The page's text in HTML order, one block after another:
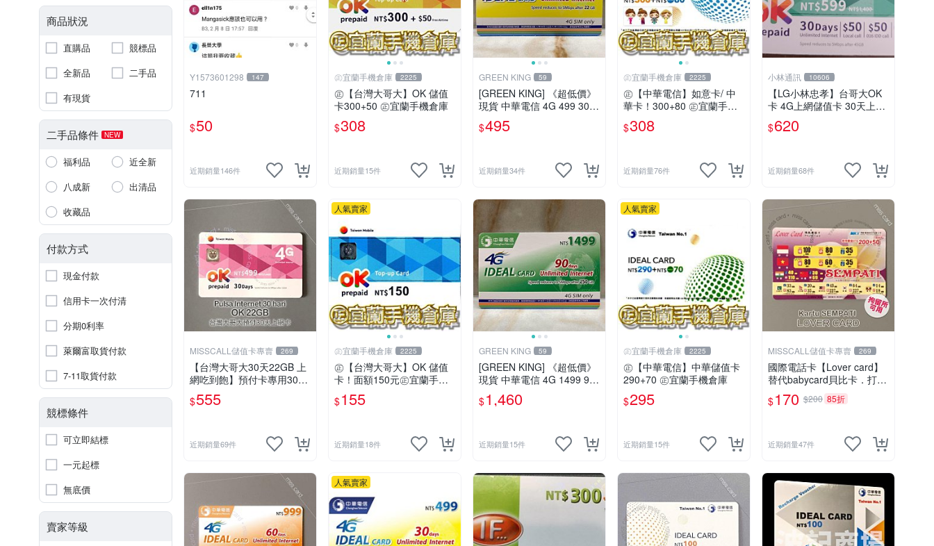
商品狀況
直購品
競標品
全新品
二手品
有現貨
二手品條件 NEW
福利品
近全新
八成新
出清品
收藏品
付款方式
現金付款
信用卡一次付清
分期0利率
萊爾富取貨付款
7-11取貨付款
競標條件
可立即結標
一元起標
無底價
賣家等級
Y1573601298 147
711
$50
近期銷量146件
㊣宜蘭手機倉庫 2225
㊣【台灣大哥大】OK 儲值
卡300+50 ㊣宜蘭手機倉庫
$308
近期銷量15件
GREEN KING 59
[GREEN KING] 《超低價》
現貨 中華電信 4G 499 30天
網路吃到飽 儲值卡 網路卡
預付卡 上網卡 如意卡 電話
$495
近期銷量34件
㊣宜蘭手機倉庫 2225
㊣【中華電信】如意卡/ 中
華卡！300+80 ㊣宜蘭手機
倉庫
$308
近期銷量76件
小林通訊 10606
【LG小林忠孝】台哥大OK
卡 4G上網儲值卡 30天上網
吃到飽 (45GB後降速至5M
B)
$620
近期銷量68件
MISSCALL儲值卡專賣 269
【台灣大哥大30天22GB 上
網吃到飽】預付卡專用30天
上網補充卡/儲值卡．Intern
et OK 台哥大．OK499⚡Mis
$555
近期銷量69件
人氣賣家
㊣宜蘭手機倉庫 2225
㊣【台灣大哥大】OK 儲值
卡！面額150元㊣宜蘭手機
倉庫
$155
近期銷量18件
GREEN KING 59
[GREEN KING] 《超低價》
現貨 中華電信 4G 1499 90
天網路吃到飽 儲值卡 網路
卡 預付卡 上網卡 如意卡 電
$1,460
近期銷量15件
人氣賣家
㊣宜蘭手機倉庫 2225
㊣【中華電信】中華儲值卡
290+70 ㊣宜蘭手機倉庫
$295
近期銷量15件
MISSCALL儲值卡專賣 269
國際電話卡【Lover card】
替代babycard貝比卡．打印
尼泰國馬來西亞越南(移工收
容所可用電話卡)⚡MissCall
$170 $200 85折
近期銷量47件
人氣賣家